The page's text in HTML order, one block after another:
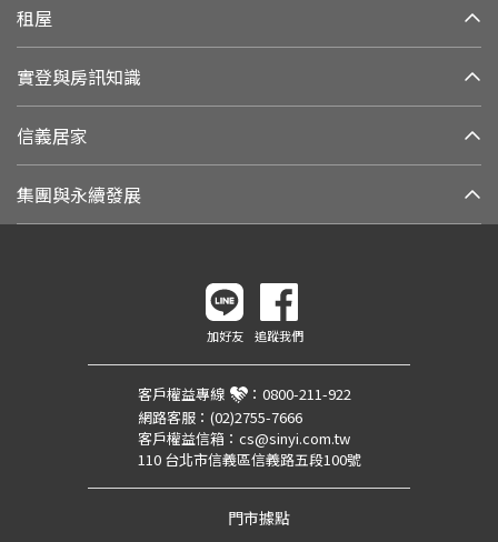
租屋
實登與房訊知識
信義居家
集團與永續發展
加好友 追蹤我們
客戶權益專線 ： 0800-211-922
網路客服： (02)2755-7666
客戶權益信箱： cs@sinyi.com.tw
110 台北市信義區信義路五段100號
門市據點